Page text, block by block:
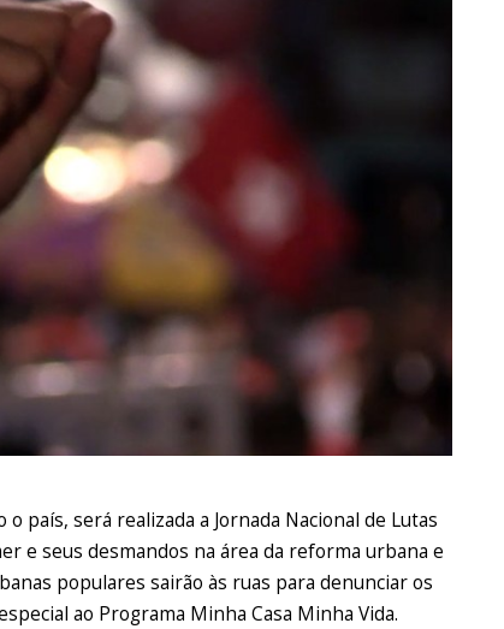
país, será realizada a Jornada Nacional de Lutas
e seus desmandos na área da reforma urbana e
populares sairão às ruas para denunciar os
ao Programa Minha Casa Minha Vida.